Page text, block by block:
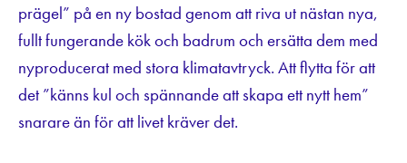
prägel” på en ny bostad genom att riva ut nästan nya,
fullt fungerande kök och badrum och ersätta dem med
nyproducerat med stora klimatavtryck. Att flytta för att
det ”känns kul och spännande att skapa ett nytt hem”
snarare än för att livet kräver det.